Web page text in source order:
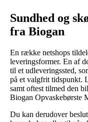
Sundhed og
fra Biogan
En række netshops
leveringsformer. En af
til et udleveringssted,
på et valgfrit tidspunkt.
samt oftest tilmed den
Biogan Opvaskebørste
Du kan derudover